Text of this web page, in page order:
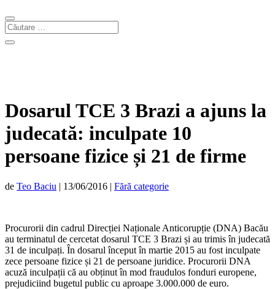
Dosarul TCE 3 Brazi a ajuns la
judecată: inculpate 10
persoane fizice și 21 de firme
de Teo Baciu | 13/06/2016 | Fără categorie
Procurorii din cadrul Direcției Naționale Anticorupție (DNA) Bacău
au terminatul de cercetat dosarul TCE 3 Brazi și au trimis în judecată
31 de inculpați. În dosarul început în martie 2015 au fost inculpate
zece persoane fizice și 21 de persoane juridice. Procurorii DNA
acuză inculpații că au obținut în mod fraudulos fonduri europene,
prejudiciind bugetul public cu aproape 3.000.000 de euro.